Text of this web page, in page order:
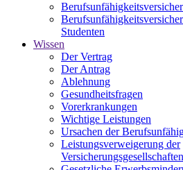
Studenten
Wissen
Der Vertrag
Der Antrag
Ablehnung
Gesundheitsfragen
Vorerkrankungen
Wichtige Leistungen
Ursachen der
Leistungsverweigerung der
Versicherungsgesellschaften